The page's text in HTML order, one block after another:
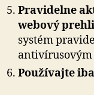
Pravidelne
webový
systém
Používajte